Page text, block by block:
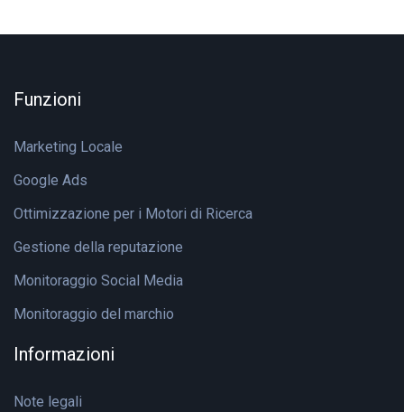
Funzioni
Marketing Locale
Google Ads
Ottimizzazione per i Motori di Ricerca
Gestione della reputazione
Monitoraggio Social Media
Monitoraggio del marchio
Informazioni
Note legali